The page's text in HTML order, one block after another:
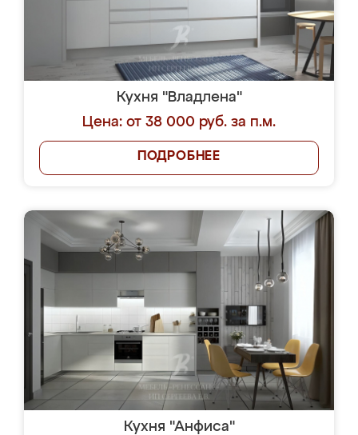
Кухня "Владлена"
Цена: от 38 000 руб. за п.м.
ПОДРОБНЕЕ
Кухня "Анфиса"